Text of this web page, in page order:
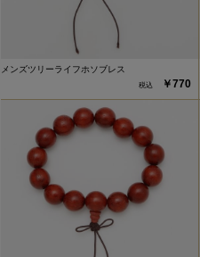
メンズツリーライフホソブレス
￥770